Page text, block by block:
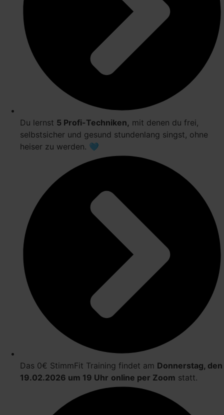
Du lernst 5 Profi-Techniken, mit denen du frei,
selbstsicher und gesund stundenlang singst, ohne
heiser zu werden. 🩵
Das 0€ StimmFit Training findet am Donnerstag, den
19.02.2026 um 19 Uhr online per Zoom statt.